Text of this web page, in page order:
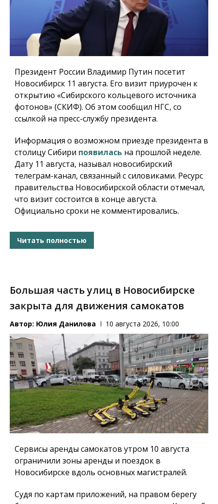
Президент России Владимир Путин посетит
Новосибирск 11 августа. Его визит приурочен к
открытию «Сибирского кольцевого источника
фотонов» (СКИФ). Об этом сообщил НГС, со
ссылкой на пресс-службу президента.
Информация о возможном приезде президента в
столицу Сибири появилась на прошлой неделе.
Дату 11 августа, называл новосибирский
телеграм-канал, связанный с силовиками. Ресурс
правительства Новосибирской области отмечал,
что визит состоится в конце августа.
Официально сроки не комментировались.
Читать полностью
Большая часть улиц в Новосибирске
закрыта для движения самокатов
Автор: Юлия Данилова 10 августа 2026, 10:00
Сервисы аренды самокатов утром 10 августа
ограничили зоны аренды и поездок в
Новосибирске вдоль основных магистралей.
Судя по картам приложений, на правом берегу